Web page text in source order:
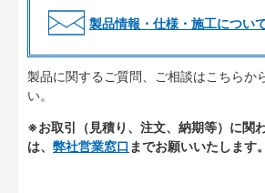
製品情報・仕様・施工につい
製品に関するご質問、ご相談はこちらか
い。
※お取引（見積り、注文、納期等）に関
は、 弊社営業窓口 までお願いいたします。